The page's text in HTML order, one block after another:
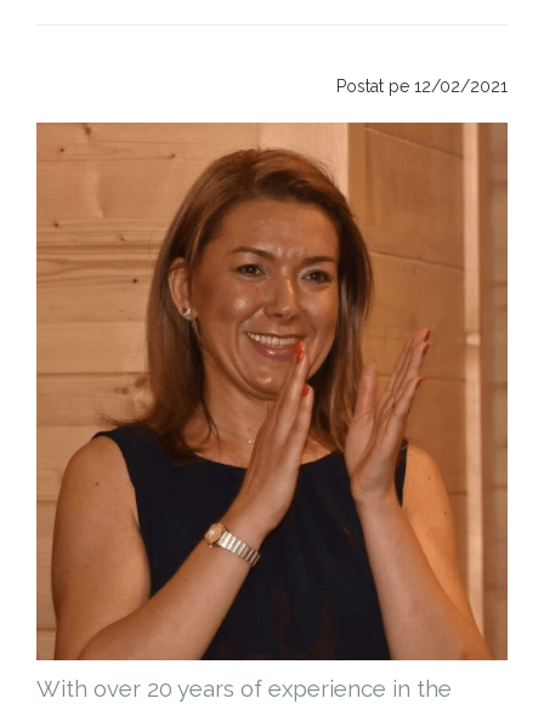
Postat pe 12/02/2021
With over 20 years of experience in the